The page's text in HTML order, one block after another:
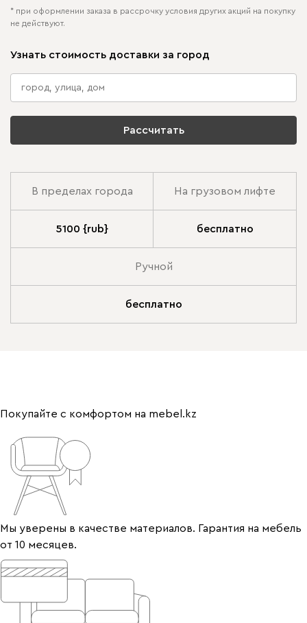
* при оформлении заказа в рассрочку условия других акций на покупку
не действуют.
Узнать стоимость доставки за город
Рассчитать
В пределах города На грузовом лифте
5100 {rub} бесплатно
Ручной
бесплатно
Покупайте с комфортом на mebel.kz
Мы уверены в качестве материалов. Гарантия на мебель
от 10 месяцев.